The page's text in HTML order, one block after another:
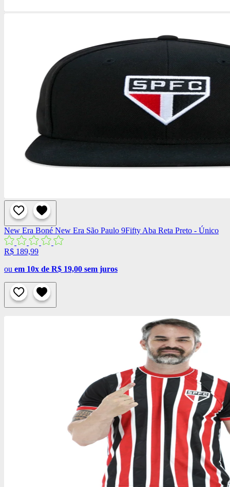
New Era Boné New Era São Paulo 9Fifty Aba Reta Preto - Único
R$ 189,99
ou em 10x de R$ 19,00 sem juros